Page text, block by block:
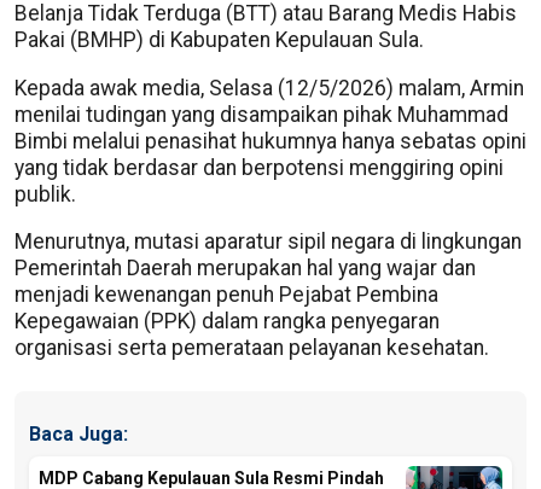
Belanja Tidak Terduga (BTT) atau Barang Medis Habis
Pakai (BMHP) di Kabupaten Kepulauan Sula.
Kepada awak media, Selasa (12/5/2026) malam, Armin
menilai tudingan yang disampaikan pihak Muhammad
Bimbi melalui penasihat hukumnya hanya sebatas opini
yang tidak berdasar dan berpotensi menggiring opini
publik.
Menurutnya, mutasi aparatur sipil negara di lingkungan
Pemerintah Daerah merupakan hal yang wajar dan
menjadi kewenangan penuh Pejabat Pembina
Kepegawaian (PPK) dalam rangka penyegaran
organisasi serta pemerataan pelayanan kesehatan.
Baca Juga:
MDP Cabang Kepulauan Sula Resmi Pindah